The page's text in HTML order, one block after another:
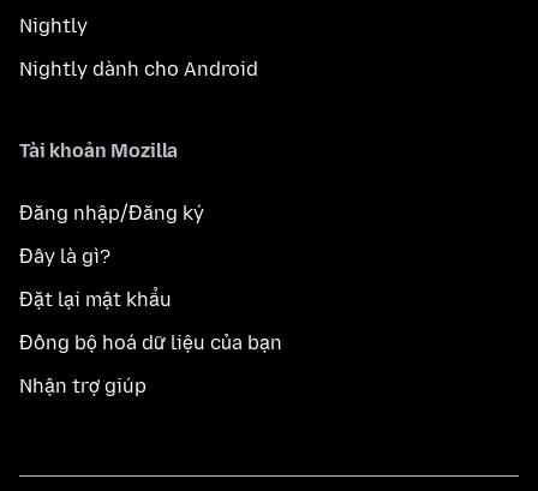
Nightly
Nightly dành cho Android
Tài khoản Mozilla
Đăng nhập/Đăng ký
Đây là gì?
Đặt lại mật khẩu
Đồng bộ hoá dữ liệu của bạn
Nhận trợ giúp